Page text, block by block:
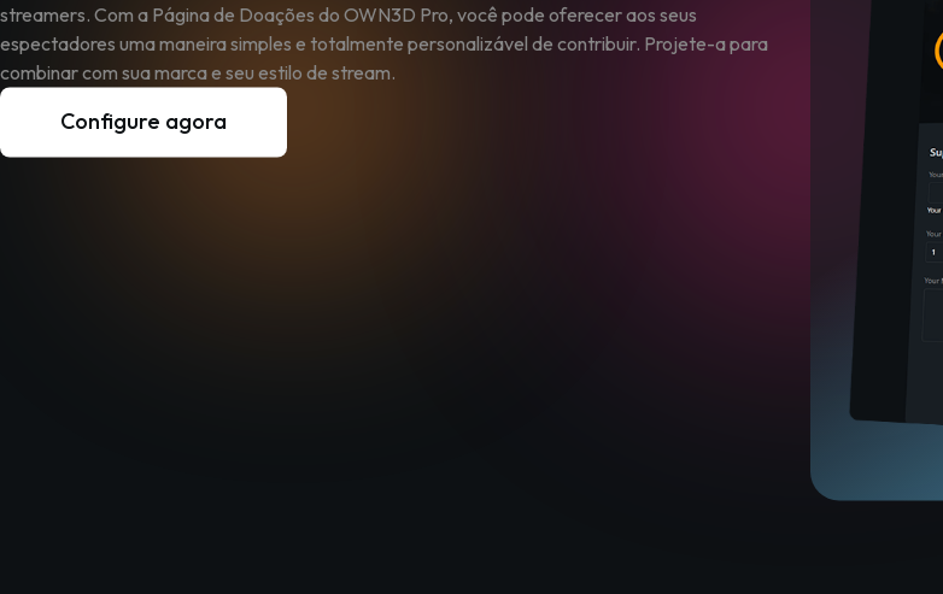
streamers. Com a Página de Doações do OWN3D Pro, você pode oferecer aos seus
espectadores uma maneira simples e totalmente personalizável de contribuir. Projete-a para
combinar com sua marca e seu estilo de stream.
Configure agora